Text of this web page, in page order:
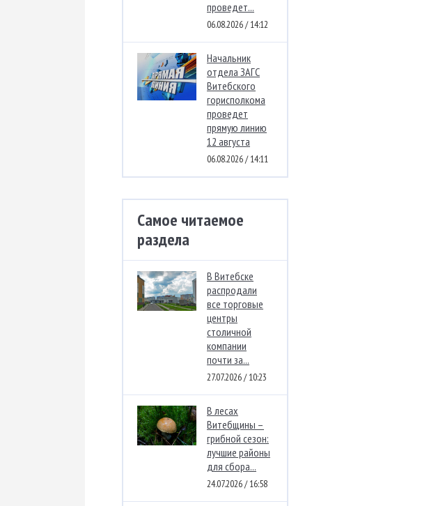
проведет...
06.08.2026 / 14:12
Начальник
отдела ЗАГС
Витебского
горисполкома
проведет
прямую линию
12 августа
06.08.2026 / 14:11
Самое читаемое
раздела
В Витебске
распродали
все торговые
центры
столичной
компании
почти за...
27.07.2026 / 10:23
В лесах
Витебщины –
грибной сезон:
лучшие районы
для сбора...
24.07.2026 / 16:58